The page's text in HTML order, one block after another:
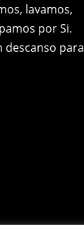
lavamos,
por Si.
descanso para